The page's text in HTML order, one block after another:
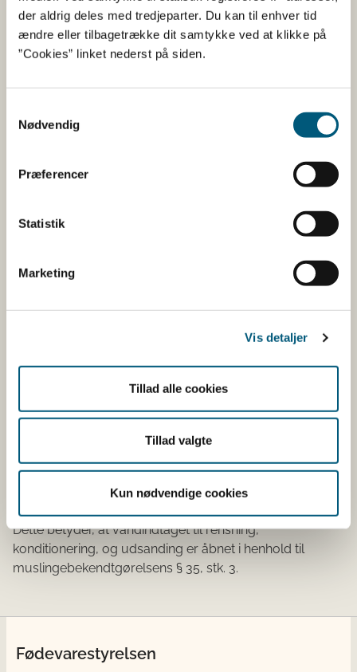
der aldrig deles med tredjeparter. Du kan til enhver tid
ændre eller tilbagetrække dit samtykke ved at klikke på
”Cookies” linket nederst på siden.
Nødvendig
Præferencer
Statistik
Marketing
Vis detaljer
Tillad alle cookies
Tillad valgte
Kun nødvendige cookies
1431 68
Kattegat syd - Samsø bælt
Nord- og Vestsjælland Ingen
Vadehavet, Nordsøen og Jyllands
Ingen
135
Vestlig Østersø Ingen
Sydsjælland Ingen
Øresund Ingen
Ingen
sig, at havvandet kan anvendes til rensning,
konditionering eller udsanding, jvf. bekendtgørelse om
muslinger m.m. nr. 574 af 25. maj 2023.
Dette betyder, at vandindtaget til rensning,
konditionering, og udsanding er åbnet i henhold til
muslingebekendtgørelsens § 35, stk. 3​.
Fødevarestyrelsen